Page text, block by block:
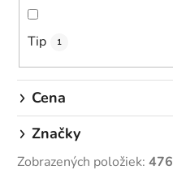
Tip 1
Cena
Značky
Zobrazených položiek: 476